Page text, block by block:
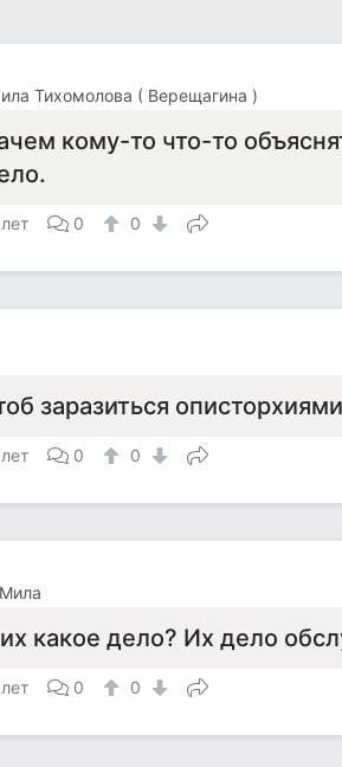
Тихомолова ( Верещагина )
кому-то что-то
0 0
заразиться
0 0
какое дело? Их дело
0 0